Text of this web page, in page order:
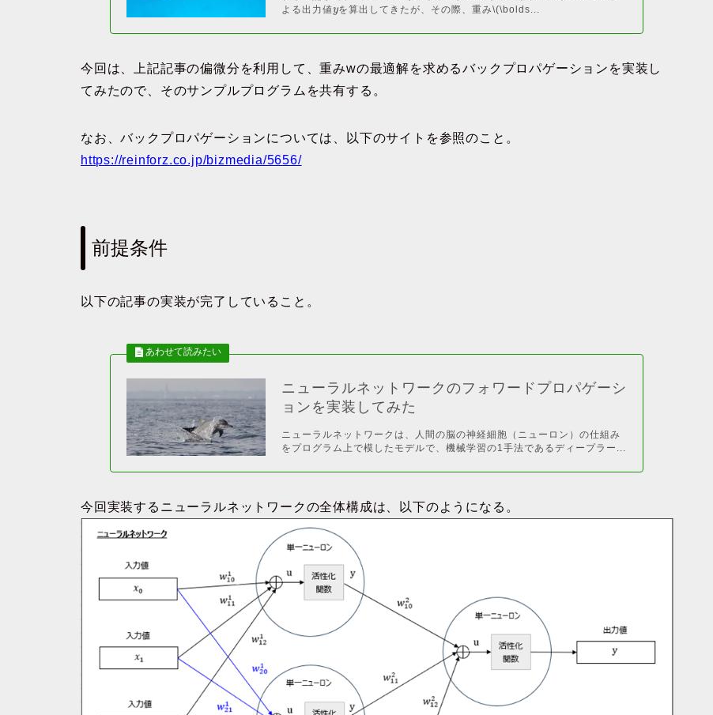
よる出力値yを算出してきたが、その際、重み\(\bolds...
今回は、上記記事の偏微分を利用して、重みwの最適解を求めるバックプロパゲーションを実装し
てみたので、そのサンプルプログラムを共有する。
なお、バックプロパゲーションについては、以下のサイトを参照のこと。
https://reinforz.co.jp/bizmedia/5656/
前提条件
以下の記事の実装が完了していること。
ニューラルネットワークのフォワードプロパゲーシ
ョンを実装してみた
ニューラルネットワークは、人間の脳の神経細胞（ニューロン）の仕組み
をプログラム上で模したモデルで、機械学習の1手法であるディープラー...
今回実装するニューラルネットワークの全体構成は、以下のようになる。